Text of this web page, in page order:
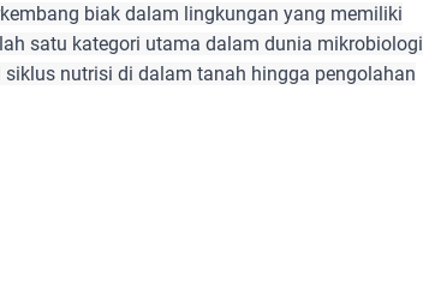
biak dalam lingkungan yang memiliki
satu kategori utama dalam dunia mikrobiologi
nutrisi di dalam tanah hingga pengolahan